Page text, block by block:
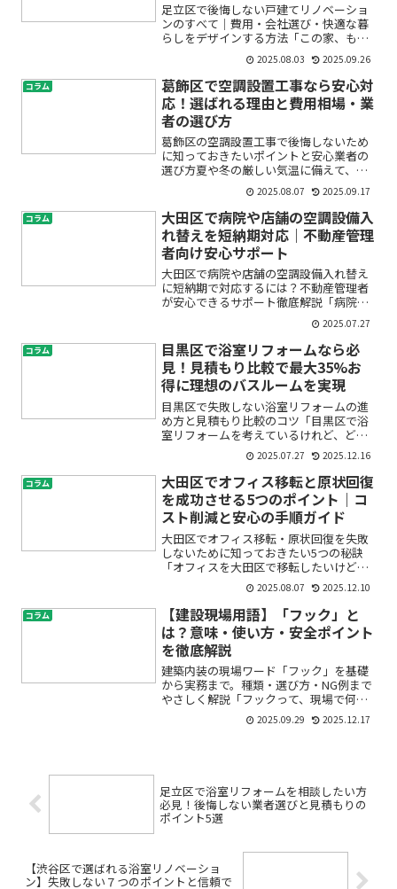
足立区で後悔しない戸建てリノベーショ
ンのすべて｜費用・会社選び・快適な暮
らしをデザインする方法「この家、もっ
と快適にできたら…」「古くなった我が
家を家族みんなが安心して暮らせる空間
にしたい」「でもリノベーションって一
体いくらかかるの？」「ど...
2025.08.03 2025.09.26
コラム
葛飾区で空調設置工事なら安心対
応！選ばれる理由と費用相場・業
者の選び方
葛飾区の空調設置工事で後悔しないため
に知っておきたいポイントと安心業者の
選び方夏や冬の厳しい気温に備えて、エ
アコンや空調設備の新設・交換を検討し
ている方は多いのではないでしょうか。
特に葛飾区で家庭用エアコン設置や業務
用エアコン工事、空調設備...
2025.08.07 2025.09.17
コラム
大田区で病院や店舗の空調設備入
れ替えを短納期対応｜不動産管理
者向け安心サポート
大田区で病院や店舗の空調設備入れ替え
に短納期で対応するには？不動産管理者
が安心できるサポート徹底解説「病院や
店舗のエアコンを早く交換したいけど、
工事が長引くと営業や運営に支障が出て
しまう…」「大田区エリアで信頼できる
業者を探したい」「不動産...
2025.07.27
コラム
目黒区で浴室リフォームなら必
見！見積もり比較で最大35%お
得に理想のバスルームを実現
目黒区で失敗しない浴室リフォームの進
め方と見積もり比較のコツ「目黒区で浴
室リフォームを考えているけれど、どこ
に頼めばいいの？」「費用がどれくらい
かかるのか不安…」「見積もりはどうや
って比べれば本当にお得になるの？」そ
んな疑問や不安をお持ちで...
2025.07.27 2025.12.16
コラム
大田区でオフィス移転と原状回復
を成功させる5つのポイント｜コ
スト削減と安心の手順ガイド
大田区でオフィス移転・原状回復を失敗
しないために知っておきたい5つの秘訣
「オフィスを大田区で移転したいけど、
何から始めていいかわからない」「原状
回復の費用や手順が不安」「退去時にト
ラブルにならないか心配」——そんな悩
みをお持ちではありません...
2025.08.07 2025.12.10
コラム
【建設現場用語】「フック」と
は？意味・使い方・安全ポイント
を徹底解説
建築内装の現場ワード「フック」を基礎
から実務まで。種類・選び方・NG例まで
やさしく解説「フックって、現場で何を
指しているの？」「S字フックとカラビ
ナの違いは？」「天井や石膏ボードに掛
2025.09.29 2025.12.17
足立区で浴室リフォームを相談したい方
必見！後悔しない業者選びと見積もりの
ポイント5選
【渋谷区で選ばれる浴室リノベーショ
ン】失敗しない７つのポイントと信頼で